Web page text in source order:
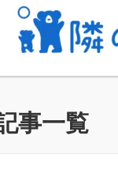
事一覧